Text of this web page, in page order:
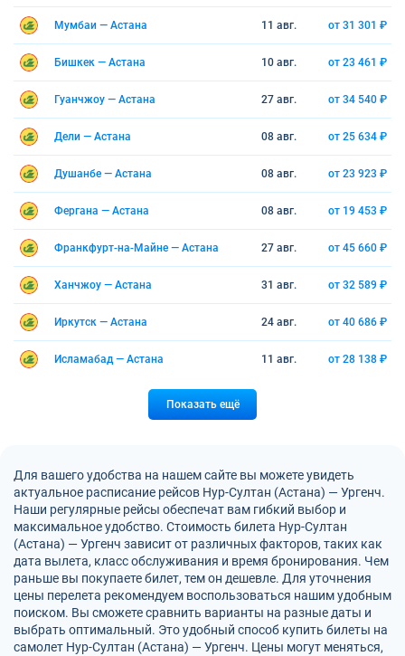
Мумбаи — Астана 11 авг. от 31 301 ₽
Бишкек — Астана 10 авг. от 23 461 ₽
Гуанчжоу — Астана 27 авг. от 34 540 ₽
Дели — Астана 08 авг. от 25 634 ₽
Душанбе — Астана 08 авг. от 23 923 ₽
Фергана — Астана 08 авг. от 19 453 ₽
Франкфурт-на-Майне — Астана 27 авг. от 45 660 ₽
Ханчжоу — Астана 31 авг. от 32 589 ₽
Иркутск — Астана 24 авг. от 40 686 ₽
Исламабад — Астана 11 авг. от 28 138 ₽
Показать ещё
Для вашего удобства на нашем сайте вы можете увидеть
актуальное расписание рейсов Нур-Султан (Астана) — Ургенч.
Наши регулярные рейсы обеспечат вам гибкий выбор и
максимальное удобство. Стоимость билета Нур-Султан
(Астана) — Ургенч зависит от различных факторов, таких как
дата вылета, класс обслуживания и время бронирования. Чем
раньше вы покупаете билет, тем он дешевле. Для уточнения
цены перелета рекомендуем воспользоваться нашим удобным
поиском. Вы сможете сравнить варианты на разные даты и
выбрать оптимальный. Это удобный способ купить билеты на
самолет Нур-Султан (Астана) — Ургенч. Цены могут меняться,